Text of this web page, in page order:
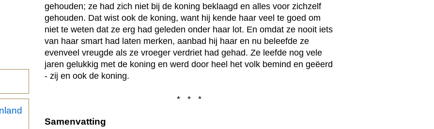
gehouden; ze had zich niet bij de koning beklaagd en alles voor zichzelf
gehouden. Dat wist ook de koning, want hij kende haar veel te goed om
niet te weten dat ze erg had geleden onder haar lot. En omdat ze nooit iets
van haar smart had laten merken, aanbad hij haar en nu beleefde ze
evenveel vreugde als ze vroeger verdriet had gehad. Ze leefde nog vele
jaren gelukkig met de koning en werd door heel het volk bemind en geëerd
- zij en ook de koning.
* * *
Samenvatting